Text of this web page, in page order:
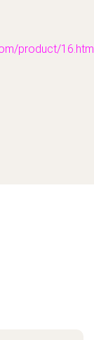
product/